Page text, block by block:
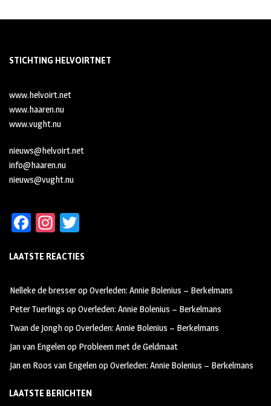
STICHTING HELVOIRTNET
www.helvoirt.net
www.haaren.nu
www.vught.nu
nieuws@helvoirt.net
info@haaren.nu
nieuws@vught.nu
Fa
b
oo
k
In
ag
m
tt
LAATSTE REACTIES
Nelleke de bresseropOverleden: Annie Bolenius – Berkelmans
Peter Tuerlings opOverleden: Annie Bolenius – Berkelmans
Twan de JonghopOverleden: Annie Bolenius – Berkelmans
Jan van Engelenop Probleem met de Geldmaat
Jan en Roos van EngelenopOverleden: Annie Bolenius – Berkelmans
LAATSTE BERICHTEN